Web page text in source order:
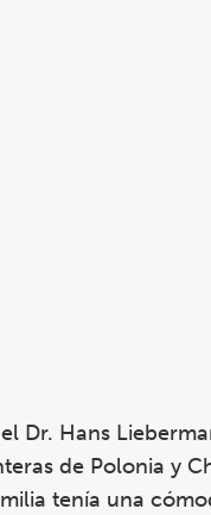
Dr. Hans
de Polonia y
tenía una